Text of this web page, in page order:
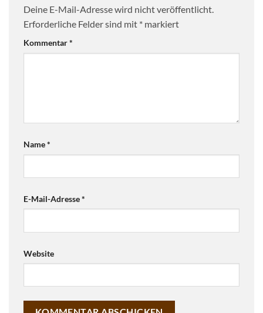
Deine E-Mail-Adresse wird nicht veröffentlicht.
Erforderliche Felder sind mit * markiert
Kommentar*
Name*
E-Mail-Adresse*
Website